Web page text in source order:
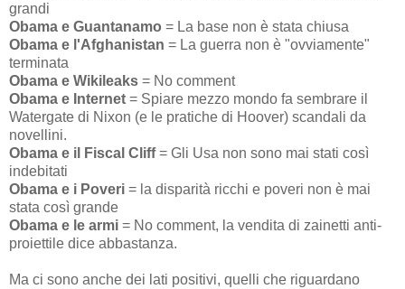
grandi
Obama e Guantanamo = La base non è stata chiusa
Obama e l'Afghanistan = La guerra non è "ovviamente"
terminata
Obama e Wikileaks = No comment
Obama e Internet = Spiare mezzo mondo fa sembrare il
Watergate di Nixon (e le pratiche di Hoover) scandali da
novellini.
Obama e il Fiscal Cliff= Gli Usa non sono mai stati così
indebitati
Obama e i Poveri = la disparità ricchi e poveri non è mai
stata così grande
Obama e le armi = No comment, la vendita di zainetti anti-
proiettile dice abbastanza.
Ma ci sono anche dei lati positivi, quelli che riguardano